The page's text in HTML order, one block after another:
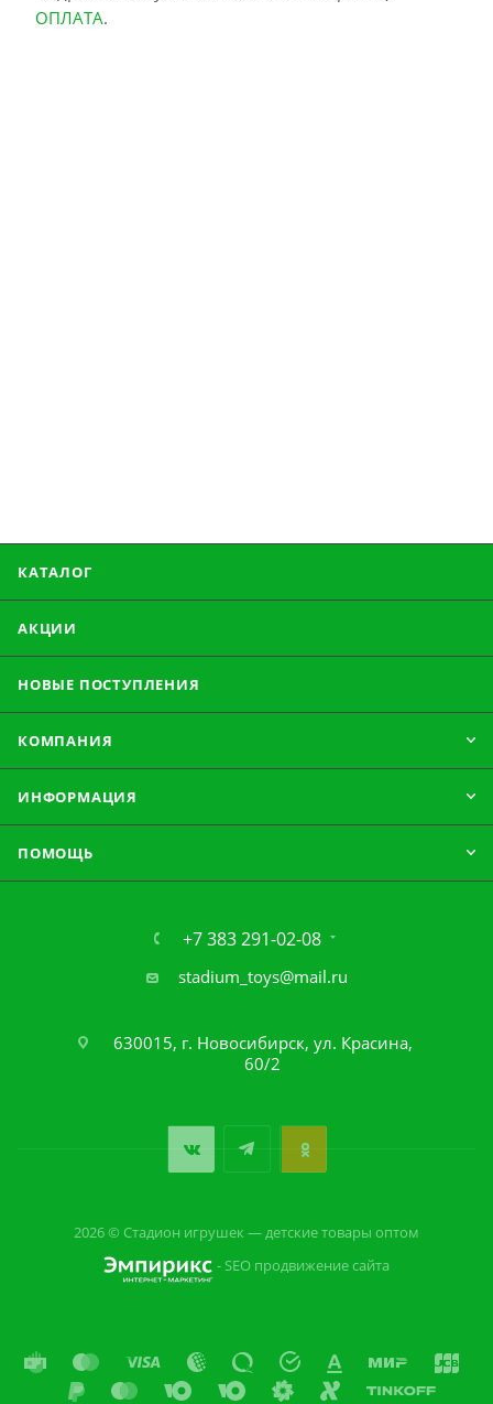
ОПЛАТА.
КАТАЛОГ
АКЦИИ
НОВЫЕ ПОСТУПЛЕНИЯ
КОМПАНИЯ
ИНФОРМАЦИЯ
ПОМОЩЬ
+7 383 291-02-08
stadium_toys@mail.ru
630015, г. Новосибирск, ул. Красина,
60/2
2026 © Стадион игрушек — детские товары оптом
- SEO продвижение сайта